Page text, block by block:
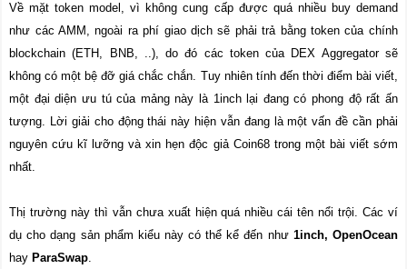
Về mặt token model, vì không cung cấp được quá nhiều buy demand
như các AMM, ngoài ra phí giao dịch sẽ phải trả bằng token của chính
blockchain (ETH, BNB, ..), do đó các token của DEX Aggregator sẽ
không có một bệ đỡ giá chắc chắn. Tuy nhiên tính đến thời điểm bài viết,
một đại diện ưu tú của mảng này là 1inch lại đang có phong độ rất ấn
tượng. Lời giải cho động thái này hiện vẫn đang là một vấn đề cần phải
nguyên cứu kĩ lưỡng và xin hẹn độc giả Coin68 trong một bài viết sớm
nhất.
Thị trường này thì vẫn chưa xuất hiện quá nhiều cái tên nổi trội. Các ví
dụ cho dạng sản phẩm kiểu này có thể kể đến như 1inch, OpenOcean
hay ParaSwap.